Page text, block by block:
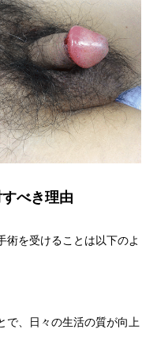
べき理由
術を受けることは以下のよ
で、日々の生活の質が向上